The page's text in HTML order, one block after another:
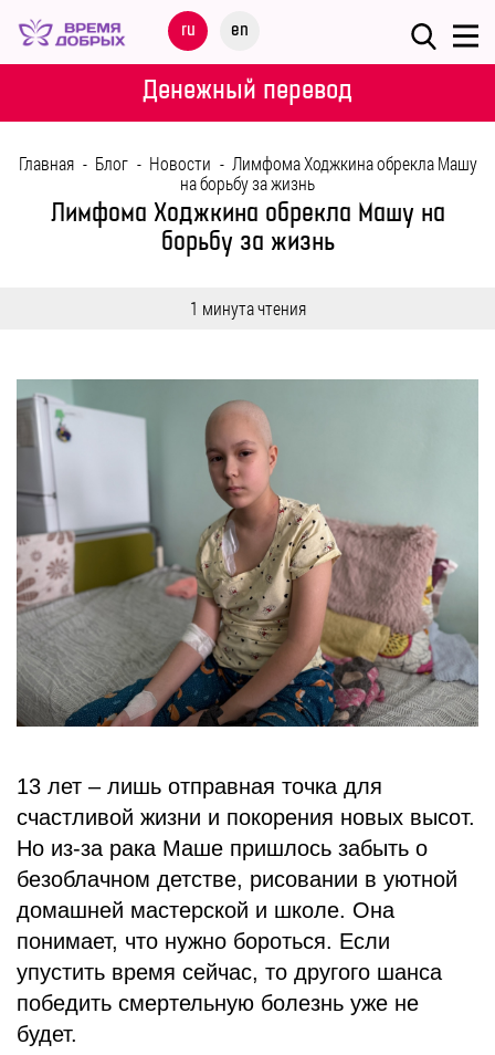
ru en
Меню
НАШИ
ДЕТИ
МЕРОПРИЯТИЯ
ПОМОЩЬ
БЛОГ
Денежный перевод
Главная - Блог - Новости - Лимфома Ходжкина обрекла Машу
на борьбу за жизнь
Лимфома Ходжкина обрекла Машу на
борьбу за жизнь
1 минута чтения
13 лет – лишь отправная точка для
счастливой жизни и покорения новых высот.
Но из-за рака Маше пришлось забыть о
безоблачном детстве, рисовании в уютной
домашней мастерской и школе. Она
понимает, что нужно бороться. Если
упустить время сейчас, то другого шанса
победить смертельную болезнь уже не
будет.